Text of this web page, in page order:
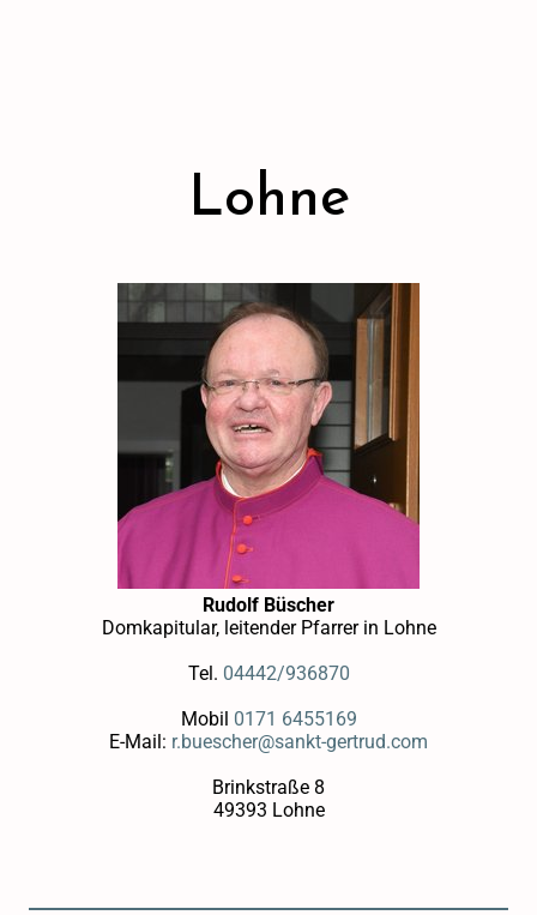
Lohne
Rudolf Büscher
Domkapitular, leitender Pfarrer in Lohne
Tel. 04442/936870
Mobil 0171 6455169
E-Mail: r.buescher@sankt-gertrud.com
Brinkstraße 8
49393 Lohne